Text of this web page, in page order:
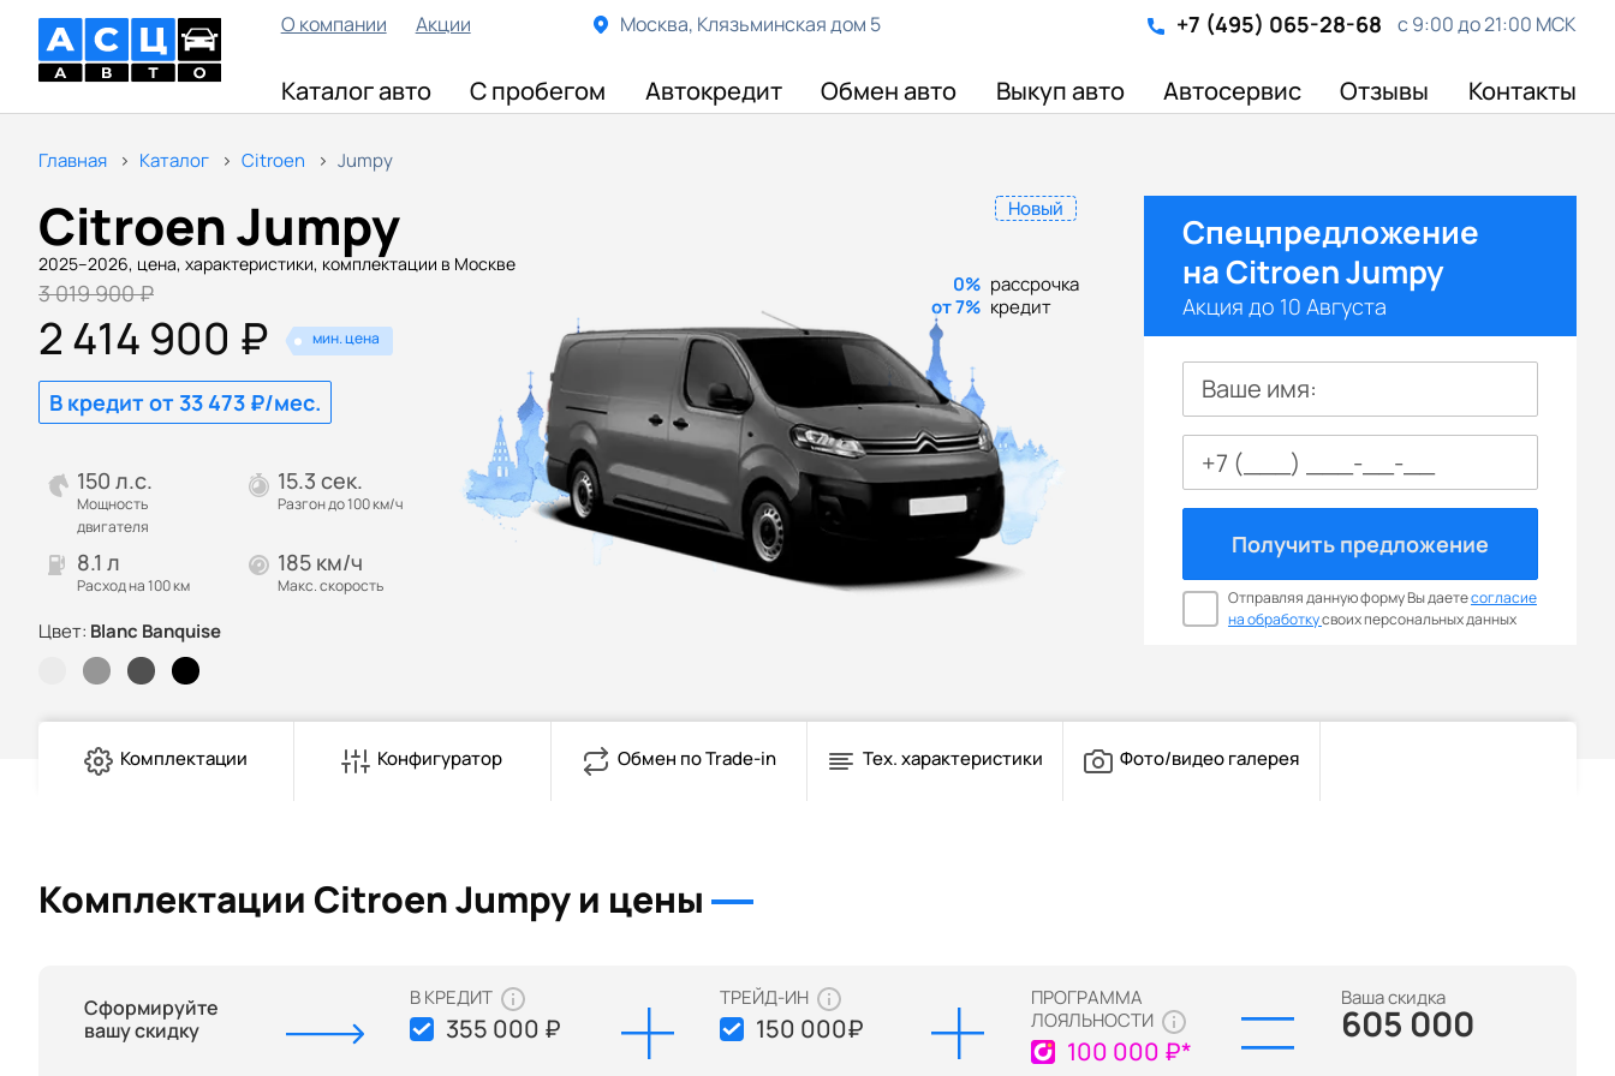
О компании Акции Москва, Клязьминская дом 5 +7 (495) 065-28-68 с 9:00 до 21:00 МСК
Каталог авто С пробегом Автокредит Обмен авто Выкуп авто Автосервис Отзывы Контакты
Главная Каталог Citroen Jumpy
Citroen Jumpy
2025–2026, цена, характеристики, комплектации в Москве
Новый
0% рассрочка
от 7% кредит
3 019 900 ₽
2 414 900 ₽ мин. цена
В кредит от 33 473 ₽/мес.
150 л.с.
Мощность
двигателя
15.3 сек.
Разгон до 100 км/ч
8.1 л
Расход на 100 км
185 км/ч
Макс. скорость
Цвет: Blanc Banquise
Спецпредложение
на Citroen Jumpy
Акция до 10 Августа
Ваше имя:
Получить предложение
Отправляя данную форму Вы даетесогласие
на обработкусвоих персональных данных
Комплектации Конфигуратор Обмен по Trade-in Тех. характеристики Фото/видео галерея
Комплектации Citroen Jumpy и цены
Сформируйте
вашу скидку
В КРЕДИТ
355 000 ₽
ТРЕЙД-ИН
150 000₽
ПРОГРАММА
ЛОЯЛЬНОСТИ
100 000 ₽*
Ваша скидка
605 000